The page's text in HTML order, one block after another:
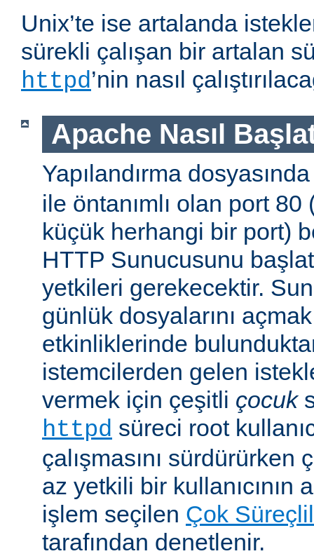
Unix’te ise artalanda
sürekli çalışan bir artalan
httpd’nin nasıl
Apache Nasıl
Yapılandırma
ile öntanımlı olan port 80
küçük herhangi bir port)
HTTP Sunucusunu
yetkileri gerekecektir.
günlük dosyalarını
etkinliklerinde
istemcilerden gelen
vermek için çeşitli çocuk
httpd süreci root
çalışmasını
az yetkili bir kullanıcının
işlem seçilen Çok
tarafından denetlenir.